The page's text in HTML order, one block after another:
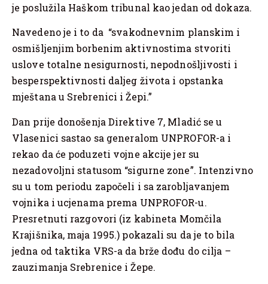
je poslužila Haškom tribunal kao jedan od dokaza.
Navedeno je i to da “svakodnevnim planskim i
osmišljenjim borbenim aktivnostima stvoriti
uslove totalne nesigurnosti, nepodnošljivosti i
besperspektivnosti daljeg života i opstanka
mještana u Srebrenici i Žepi.”
Dan prije donošenja Direktive 7, Mladić se u
Vlasenici sastao sa generalom UNPROFOR-a i
rekao da će poduzeti vojne akcije jer su
nezadovoljni statusom “sigurne zone”. Intenzivno
su u tom periodu započeli i sa zarobljavanjem
vojnika i ucjenama prema UNPROFOR-u.
Presretnuti razgovori (iz kabineta Momčila
Krajišnika, maja 1995.) pokazali su da je to bila
jedna od taktika VRS-a da brže dođu do cilja –
zauzimanja Srebrenice i Žepe.